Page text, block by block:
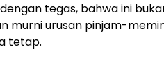
tegas, bahwa ini
murni urusan pinjam-
tetap.